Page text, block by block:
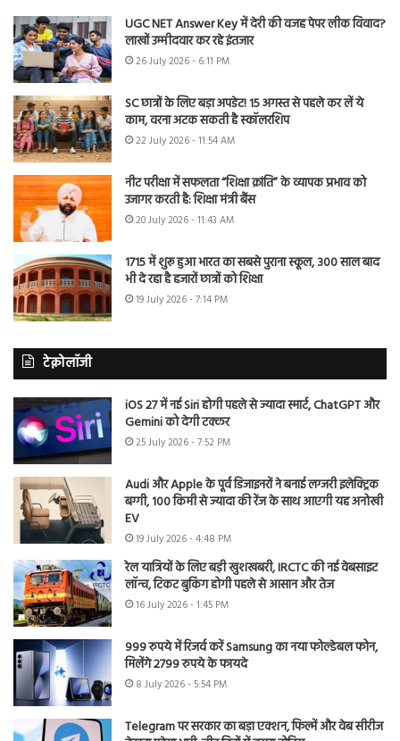
UGC NET Answer Key में देरी की वजह पेपर लीक विवाद?
लाखों उम्मीदवार कर रहे इंतजार
26 July 2026 - 6:11 PM
SC छात्रों के लिए बड़ा अपडेट! 15 अगस्त से पहले कर लें ये
काम, वरना अटक सकती है स्कॉलरशिप
22 July 2026 - 11:54 AM
नीट परीक्षा में सफलता “शिक्षा क्रांति” के व्यापक प्रभाव को
उजागर करती है: शिक्षा मंत्री बैंस
20 July 2026 - 11:43 AM
1715 में शुरू हुआ भारत का सबसे पुराना स्कूल, 300 साल बाद
भी दे रहा है हजारों छात्रों को शिक्षा
19 July 2026 - 7:14 PM
टेक्नोलॉजी
iOS 27 में नई Siri होगी पहले से ज्यादा स्मार्ट, ChatGPT और
Gemini को देगी टक्कर
25 July 2026 - 7:52 PM
Audi और Apple के पूर्व डिजाइनरों ने बनाई लग्जरी इलेक्ट्रिक
बग्गी, 100 किमी से ज्यादा की रेंज के साथ आएगी यह अनोखी
EV
19 July 2026 - 4:48 PM
रेल यात्रियों के लिए बड़ी खुशखबरी, IRCTC की नई वेबसाइट
लॉन्च, टिकट बुकिंग होगी पहले से आसान और तेज
16 July 2026 - 1:45 PM
999 रुपये में रिजर्व करें Samsung का नया फोल्डेबल फोन,
मिलेंगे 2799 रुपये के फायदे
8 July 2026 - 5:54 PM
Telegram पर सरकार का बड़ा एक्शन, फिल्में और वेब सीरीज